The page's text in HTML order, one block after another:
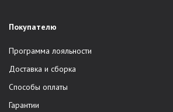
Покупателю
Программа лояльности
Доставка и сборка
Способы оплаты
Гарантии